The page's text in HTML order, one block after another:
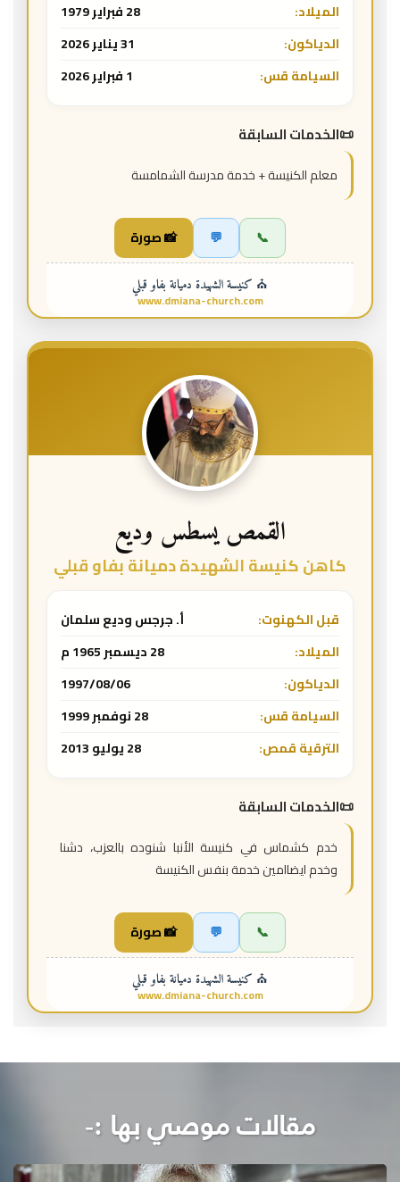
الميلاد:
28 فبراير 1979
الدياكون:
31 يناير 2026
السيامة قس:
1 فبراير 2026
الخدمات السابقة
معلم الكنيسة + خدمة مدرسة الشمامسة
📞
💬 📸 صورة
⛪ كنيسة الشهيدة دميانة بفاو قبلي
www.dmiana-church.com
القمص يسطس وديع
كاهن كنيسة الشهيدة دميانة بفاو قبلي
قبل الكهنوت:
أ. جرجس وديع سلمان
الميلاد:
28 ديسمبر 1965 م
الدياكون:
1997/08/06
السيامة قس:
28 نوفمبر 1999
الترقية قمص:
28 يوليو 2013
الخدمات السابقة
خدم كشماس في كنيسة الأنبا شنوده بالعزب، دشنا
وخدم ايضاامين خدمة بنفس الكنيسة
📞
💬 📸 صورة
⛪ كنيسة الشهيدة دميانة بفاو قبلي
www.dmiana-church.com
مقالات موصي بها :-